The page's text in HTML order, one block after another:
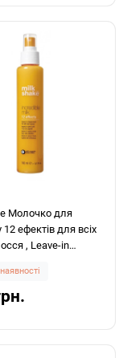
Молочко для
12 ефектів для всіх
, Leave-in